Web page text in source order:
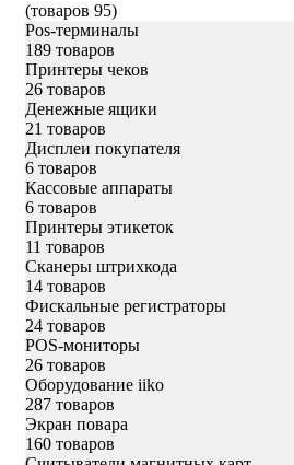
(товаров 95)
Pos-терминалы
189 товаров
Принтеры чеков
26 товаров
Денежные ящики
21 товаров
Дисплеи покупателя
6 товаров
Кассовые аппараты
6 товаров
Принтеры этикеток
11 товаров
Сканеры штрихкода
14 товаров
Фискальные регистраторы
24 товаров
POS-мониторы
26 товаров
Оборудование iiko
287 товаров
Экран повара
160 товаров